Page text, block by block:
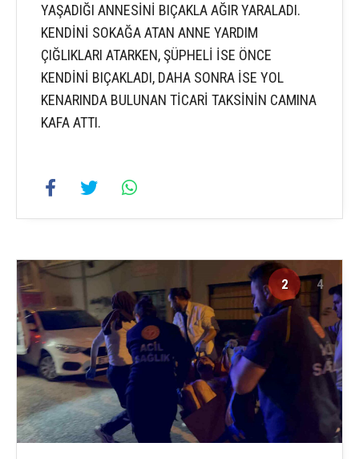
YAŞADIĞI ANNESİNİ BIÇAKLA AĞIR YARALADI.
KENDİNİ SOKAĞA ATAN ANNE YARDIM
ÇIĞLIKLARI ATARKEN, ŞÜPHELİ İSE ÖNCE
KENDİNİ BIÇAKLADI, DAHA SONRA İSE YOL
KENARINDA BULUNAN TİCARİ TAKSİNİN CAMINA
KAFA ATTI.
2 4